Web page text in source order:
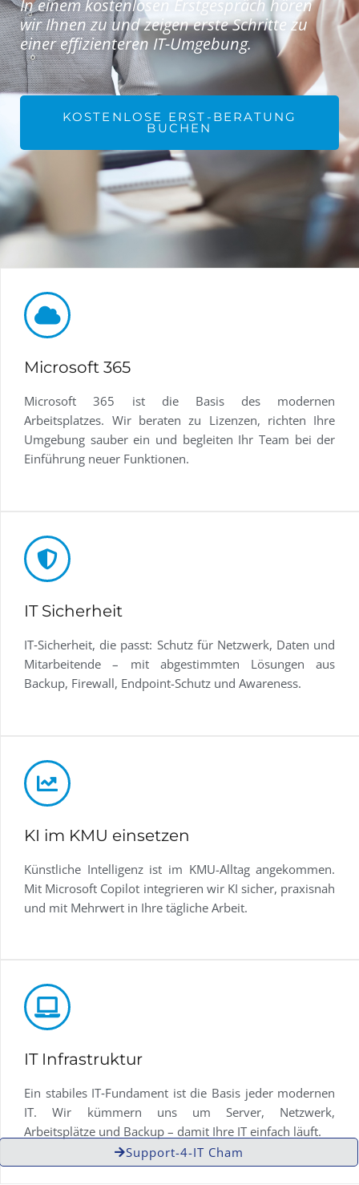
In einem kostenlosen Erstgespräch hören
wir Ihnen zu und zeigen erste Schritte zu
einer effizienteren IT-Umgebung.
KOSTENLOSE ERST-BERATUNG
BUCHEN
Microsoft 365
Microsoft 365 ist die Basis des modernen
Arbeitsplatzes. Wir beraten zu Lizenzen, richten Ihre
Umgebung sauber ein und begleiten Ihr Team bei der
Einführung neuer Funktionen.
IT Sicherheit
IT‑Sicherheit, die passt: Schutz für Netzwerk, Daten und
Mitarbeitende – mit abgestimmten Lösungen aus
Backup, Firewall, Endpoint-Schutz und Awareness.
KI im KMU einsetzen
Künstliche Intelligenz ist im KMU-Alltag angekommen.
Mit Microsoft Copilot integrieren wir KI sicher, praxisnah
und mit Mehrwert in Ihre tägliche Arbeit.
IT Infrastruktur
Ein stabiles IT‑Fundament ist die Basis jeder modernen
IT. Wir kümmern uns um Server, Netzwerk,
Arbeitsplätze und Backup – damit Ihre IT einfach läuft.
Support-4-IT Cham